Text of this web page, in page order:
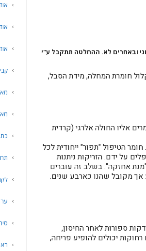
ובאחרים לא. ההחלטה תתקבל ע"י
חומרת המחלה, מידת הסבל,
אליו החולה אלרגי (קרדית
הטיפול "תפור" ייחודית לכל
על ידם. הזריקות ניתנות
אחזקה". בשלב זה עוברים
קבוע אך מקובל שהנו כארבע שנים.
ספורות לאחר החיסון,
יכולים להופיע פריחה,